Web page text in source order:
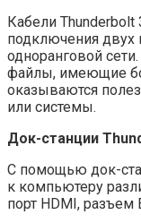
Кабели
подключения двух
одноранговой
файлы, имеющие
оказываются
или системы.
Док-станции
С помощью док-
к компьютеру
порт HDMI,